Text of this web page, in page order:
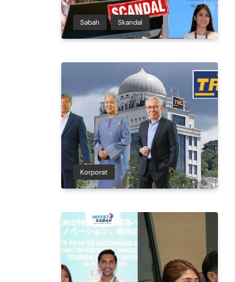
Sabah Skandal
Korporat